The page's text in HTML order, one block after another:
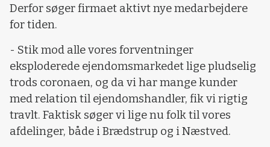
Derfor søger firmaet aktivt nye medarbejdere
for tiden.
- Stik mod alle vores forventninger
eksploderede ejendomsmarkedet lige pludselig
trods coronaen, og da vi har mange kunder
med relation til ejendomshandler, fik vi rigtig
travlt. Faktisk søger vi lige nu folk til vores
afdelinger, både i Brædstrup og i Næstved.